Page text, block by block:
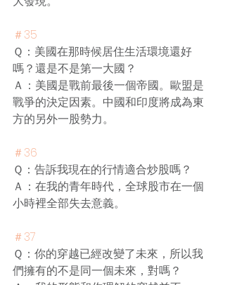
＃35
Ｑ：美國在那時候居住生活環境還好
嗎？還是不是第一大國？
Ａ：美國是戰前最後一個帝國。歐盟是
戰爭的決定因素。中國和印度將成為東
方的另外一股勢力。
＃36
Ｑ：告訴我現在的行情適合炒股嗎？
Ａ：在我的青年時代，全球股市在一個
小時裡全部失去意義。
＃37
Ｑ：你的穿越已經改變了未來，所以我
們擁有的不是同一個未來，對嗎？